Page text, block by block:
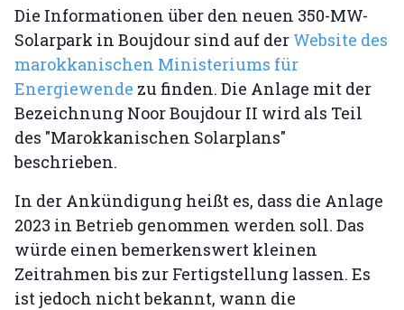
Die Informationen über den neuen 350-MW-
Solarpark in Boujdour sind auf der Website des
marokkanischen Ministeriums für
Energiewende zu finden. Die Anlage mit der
Bezeichnung Noor Boujdour II wird als Teil
des "Marokkanischen Solarplans"
beschrieben.
In der Ankündigung heißt es, dass die Anlage
2023 in Betrieb genommen werden soll. Das
würde einen bemerkenswert kleinen
Zeitrahmen bis zur Fertigstellung lassen. Es
ist jedoch nicht bekannt, wann die